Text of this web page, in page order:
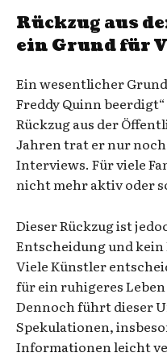
Rückzug aus
ein Grund für
Ein wesentlicher
Freddy Quinn
Rückzug aus der
Jahren trat er nur
Interviews. Für viele
nicht mehr aktiv oder
Dieser Rückzug ist
Entscheidung und kein
Viele Künstler
für ein ruhigeres
Dennoch führt dieser
Spekulationen,
Informationen leicht